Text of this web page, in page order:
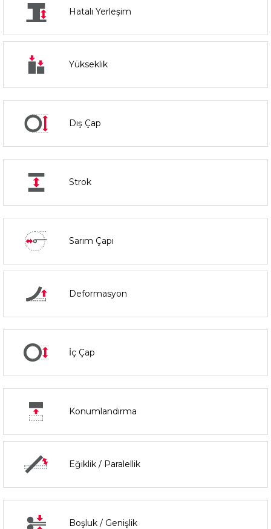
Hatalı Yerleşim
Yükseklik
Dış Çap
Strok
Sarım Çapı
Deformasyon
İç Çap
Konumlandırma
Eğiklik / Paralellik
Boşluk / Genişlik